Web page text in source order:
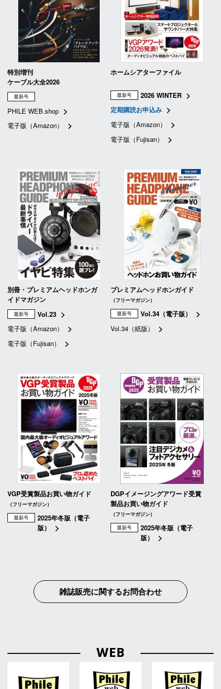
特別増刊
ケーブル大全2026
最新号
PHILE WEB.shop
電子版（Amazon）
ホームシアターファイル
最新号
2026 WINTER
定期購読お申込み
電子版（Amazon）
電子版（Fujisan）
別冊・プレミアムヘッドホンガ
イドマガジン
最新号
Vol.23
電子版（Amazon）
電子版（Fujisan）
プレミアムヘッドホンガイド
（フリーマガジン）
最新号
Vol.34（電子版）
Vol.34（紙版）
VGP受賞製品お買い物ガイド
（フリーマガジン）
最新号
2025年冬版（電子
版）
DGPイメージングアワード受賞
製品お買い物ガイド
（フリーマガジン）
最新号
2025年冬版（電子
版）
雑誌販売に関するお問合わせ
WEB